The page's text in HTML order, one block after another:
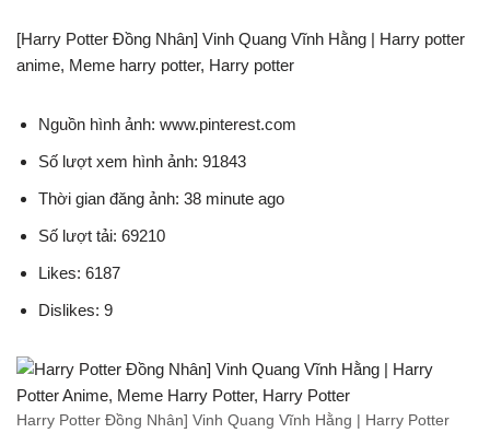
[Harry Potter Đồng Nhân] Vinh Quang Vĩnh Hằng | Harry potter
anime, Meme harry potter, Harry potter
Nguồn hình ảnh: www.pinterest.com
Số lượt xem hình ảnh: 91843
Thời gian đăng ảnh: 38 minute ago
Số lượt tải: 69210
Likes: 6187
Dislikes: 9
Harry Potter Đồng Nhân] Vinh Quang Vĩnh Hằng | Harry Potter